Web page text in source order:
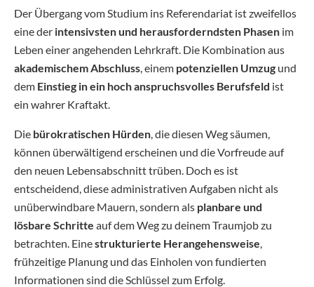
Der Übergang vom Studium ins Referendariat ist zweifellos
eine der intensivsten und herausforderndsten Phasen im
Leben einer angehenden Lehrkraft. Die Kombination aus
akademischem Abschluss, einem potenziellen Umzug und
dem Einstieg in ein hoch anspruchsvolles Berufsfeld ist
ein wahrer Kraftakt.
Die bürokratischen Hürden, die diesen Weg säumen,
können überwältigend erscheinen und die Vorfreude auf
den neuen Lebensabschnitt trüben. Doch es ist
entscheidend, diese administrativen Aufgaben nicht als
unüberwindbare Mauern, sondern als planbare und
lösbare Schritte auf dem Weg zu deinem Traumjob zu
betrachten. Einestrukturierte Herangehensweise,
frühzeitige Planung und das Einholen von fundierten
Informationen sind die Schlüssel zum Erfolg.